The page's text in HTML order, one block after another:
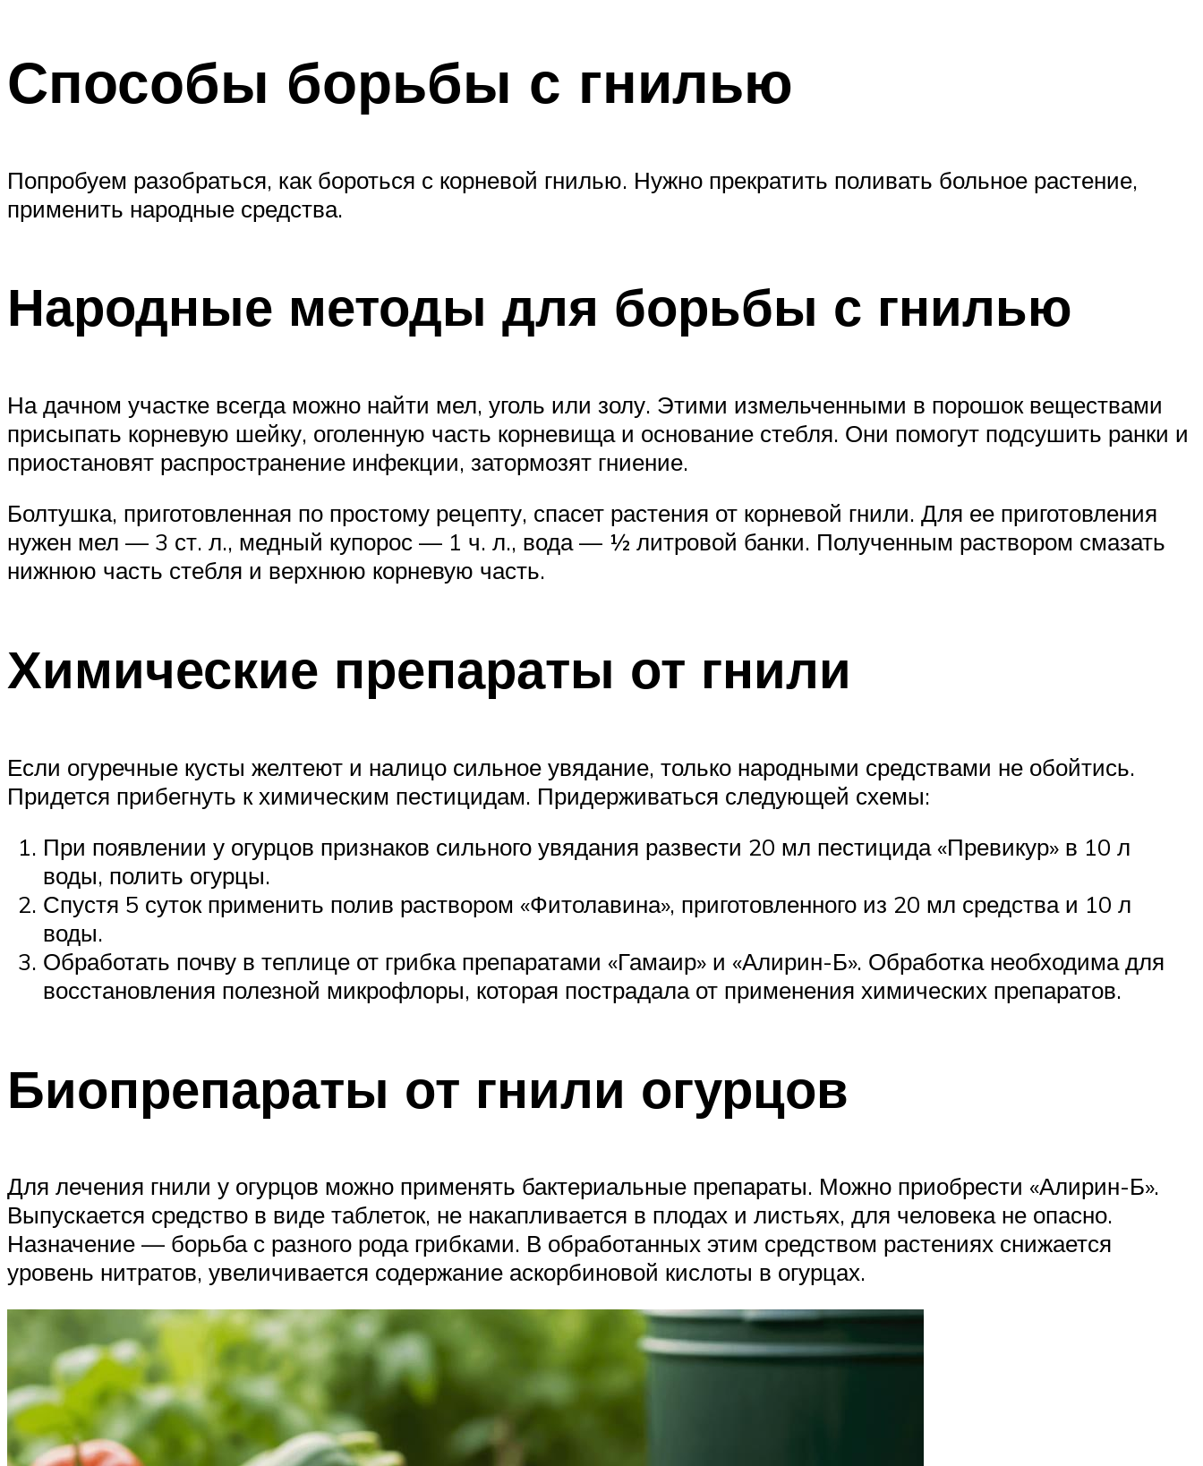
Способы борьбы с гнилью
Попробуем разобраться, как бороться с корневой гнилью. Нужно прекратить поливать больное растение,
применить народные средства.
Народные методы для борьбы с гнилью
На дачном участке всегда можно найти мел, уголь или золу. Этими измельченными в порошок веществами
присыпать корневую шейку, оголенную часть корневища и основание стебля. Они помогут подсушить ранки и
приостановят распространение инфекции, затормозят гниение.
Болтушка, приготовленная по простому рецепту, спасет растения от корневой гнили. Для ее приготовления
нужен мел — 3 ст. л., медный купорос — 1 ч. л., вода — ½ литровой банки. Полученным раствором смазать
нижнюю часть стебля и верхнюю корневую часть.
Химические препараты от гнили
Если огуречные кусты желтеют и налицо сильное увядание, только народными средствами не обойтись.
Придется прибегнуть к химическим пестицидам. Придерживаться следующей схемы:
При появлении у огурцов признаков сильного увядания развести 20 мл пестицида «Превикур» в 10 л
воды, полить огурцы.
Спустя 5 суток применить полив раствором «Фитолавина», приготовленного из 20 мл средства и 10 л
воды.
Обработать почву в теплице от грибка препаратами «Гамаир» и «Алирин-Б». Обработка необходима для
восстановления полезной микрофлоры, которая пострадала от применения химических препаратов.
Биопрепараты от гнили огурцов
Для лечения гнили у огурцов можно применять бактериальные препараты. Можно приобрести «Алирин-Б».
Выпускается средство в виде таблеток, не накапливается в плодах и листьях, для человека не опасно.
Назначение — борьба с разного рода грибками. В обработанных этим средством растениях снижается
уровень нитратов, увеличивается содержание аскорбиновой кислоты в огурцах.